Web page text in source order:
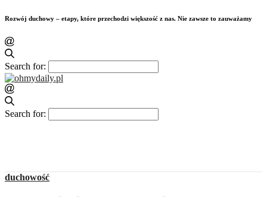
Rozwój duchowy – etapy, które przechodzi większość z nas. Nie zawsze to zauważamy
Search for:
Search for:
duchowość